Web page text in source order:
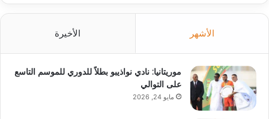
الأشهر الأخيرة
موريتانيا: نادي نواذيبو بطلاً للدوري للموسم التاسع
على التوالي
مايو 24, 2026